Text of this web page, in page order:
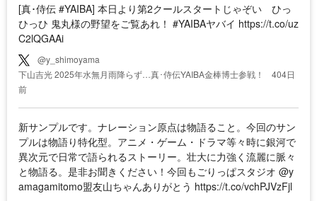
[真･侍伝 #YAIBA] 本日より第2クールスタートじゃぞい ひっ
ひっひ 鬼丸様の野望をご覧あれ！ #YAIBAヤバイ https://t.co/uz
C2lQGAAi
@y_shimoyama
下山吉光 2025年水無月雨降らず…真･侍伝YAIBA金棒博士参戦！
404日
前
新サンプルです。ナレーション原点は物語ること。今回のサン
プルは物語り特化型。アニメ・ゲーム・ドラマ等々時に銀河で
異次元で日常で語られるストーリー。壮大に力強く流麗に脈々
と物語る。是非お聞きください！今回もごりっぱスタジオ @y
amagamitomo盟友山ちゃんありがとう https://t.co/vchPJVzFjl